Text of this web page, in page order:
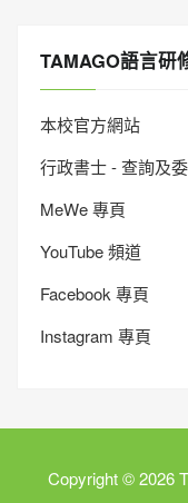
TAMAGO語言研
本校官方網站
行政書士 - 查詢及
MeWe 專頁
YouTube 頻道
Facebook 專頁
Instagram 專頁
Copyright © 2026